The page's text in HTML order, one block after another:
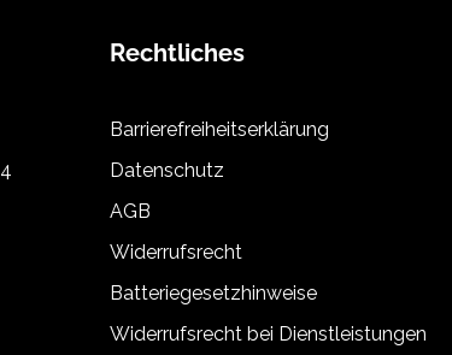
Rechtliches
Barrierefreiheitserklärung
Datenschutz
AGB
Widerrufsrecht
Batteriegesetzhinweise
Widerrufsrecht bei Dienstleistungen